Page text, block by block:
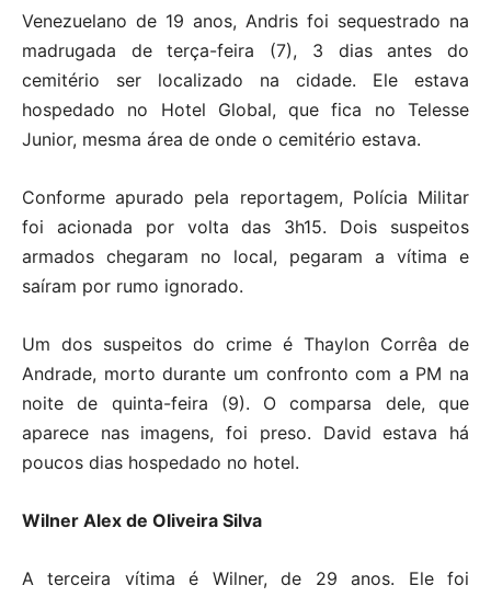
Venezuelano de 19 anos, Andris foi sequestrado na
madrugada de terça-feira (7), 3 dias antes do
cemitério ser localizado na cidade. Ele estava
hospedado no Hotel Global, que fica no Telesse
Junior, mesma área de onde o cemitério estava.
Conforme apurado pela reportagem, Polícia Militar
foi acionada por volta das 3h15. Dois suspeitos
armados chegaram no local, pegaram a vítima e
saíram por rumo ignorado.
Um dos suspeitos do crime é Thaylon Corrêa de
Andrade, morto durante um confronto com a PM na
noite de quinta-feira (9). O comparsa dele, que
aparece nas imagens, foi preso. David estava há
poucos dias hospedado no hotel.
Wilner Alex de Oliveira Silva
A terceira vítima é Wilner, de 29 anos. Ele foi